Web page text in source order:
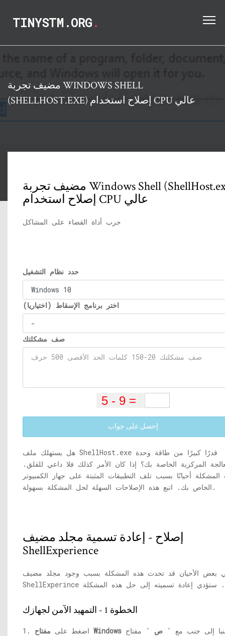
TINYSTM.ORG.
مضيف تجربة WINDOWS SHELL
(SHELLHOST.EXE) إصلاح استخدام CPU عالي
مضيف تجربة Windows Shell (ShellHost.exe)
إصلاح استخدام CPU عالي
جرب أداة القضاء على المشاكل
حدد نظام التشغيل
اختر برنامج الإسقاط (اختياريا)
صف مشكلتك
إحصل على جواب
ShellHost.exe
المركزية الخاصة بك؟ إذا كان الأمر كذلك فلا داعي للقلق.
أحيانًا بسبب تلف التطبيقات المثبتة على جهاز الكمبيوتر
الخاص بك. اتبع هذه الإصلاحات السهلة لحل المشكلة بسهولة.
إصلاح - إعادة تسمية مجلد مضيف
ShellExperience
بعض الأحيان قد تحدث هذه المشكلة بسبب وجود مجلد مضيف
الخطوة 1 - التمهيد الآمن لجهازك
1. اضغط على مفتاح Windows إلى جنب مع ' ص